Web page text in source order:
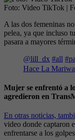
Foto: Video TikTok |
A las dos femeninas
pelea, ya que incluso
pasara a mayores
@lill_dx #all
Hace La
Mujer se enfrentó a
agredieron en
En otras noticias,
video donde captaron
enfrentarse a los